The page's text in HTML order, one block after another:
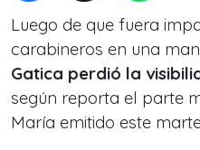
Luego de que fuera
carabineros en una
Gatica perdió la
según reporta el parte
María emitido este